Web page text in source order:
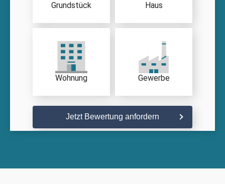
Grundstück Haus
Wohnung Gewerbe
Jetzt Bewertung anfordern